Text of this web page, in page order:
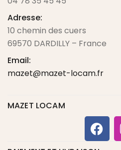
Adresse:
10 chemin des cuers
69570 DARDILLY – France
Email:
mazet@mazet-locam.fr
MAZET LOCAM